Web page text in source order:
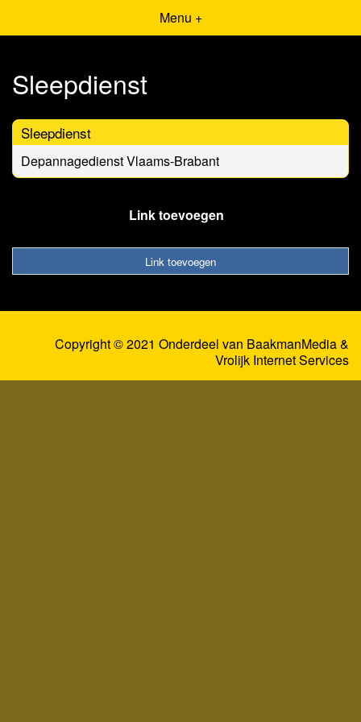
Menu +
Sleepdienst
Sleepdienst
Depannagedienst Vlaams-Brabant
Link toevoegen
Link toevoegen
Copyright © 2021 Onderdeel van BaakmanMedia&
Vrolijk Internet Services